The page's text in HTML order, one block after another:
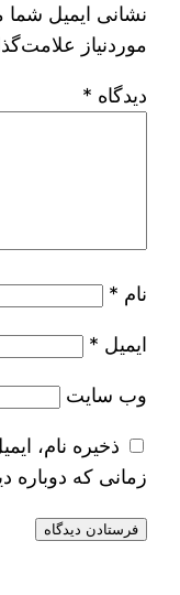
نشانی ایمیل
موردنیاز
دیدگاه *
نام *
ایمیل *
وب‌ سایت
ذخیره نام،
زمانی که دوباره